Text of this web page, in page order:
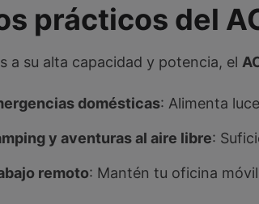
prácticos del
a su alta capacidad y potencia, el
domésticas: Alimenta
y aventuras al aire libre:
remoto: Mantén tu oficina